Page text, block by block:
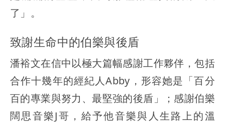
了」。
致謝生命中的伯樂與後盾
潘裕文在信中以極大篇幅感謝工作夥伴，包括
合作十幾年的經紀人Abby，形容她是「百分
百的專業與努力、最堅強的後盾」；感謝伯樂
闊思音樂J哥，給予他音樂與人生路上的溫